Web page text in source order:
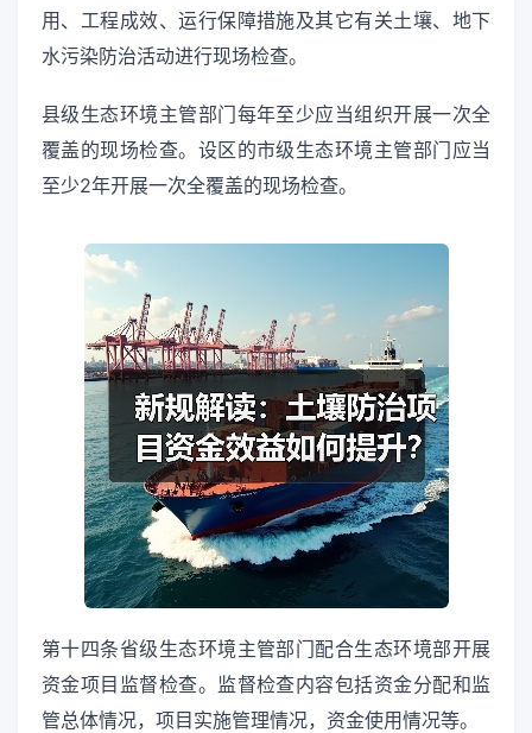
用、工程成效、运行保障措施及其它有关土壤、地下
水污染防治活动进行现场检查。
县级生态环境主管部门每年至少应当组织开展一次全
覆盖的现场检查。设区的市级生态环境主管部门应当
至少2年开展一次全覆盖的现场检查。
第十四条省级生态环境主管部门配合生态环境部开展
资金项目监督检查。监督检查内容包括资金分配和监
管总体情况，项目实施管理情况，资金使用情况等。